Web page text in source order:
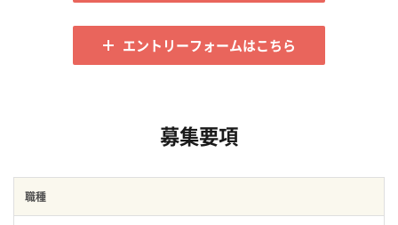
エントリーフォームはこちら
募集要項
職種